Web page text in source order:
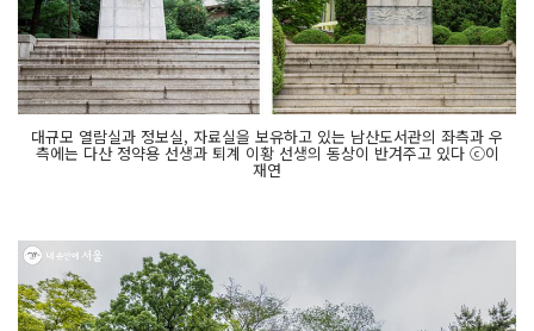
대규모 열람실과 정보실, 자료실을 보유하고 있는 남산도서관의 좌측과 우
측에는 다산 정약용 선생과 퇴계 이황 선생의 동상이 반겨주고 있다 ⓒ이
재연